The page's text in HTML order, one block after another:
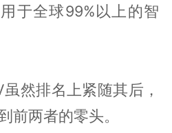
于全球99%以上的智
然排名上紧随其后，
前两者的零头。